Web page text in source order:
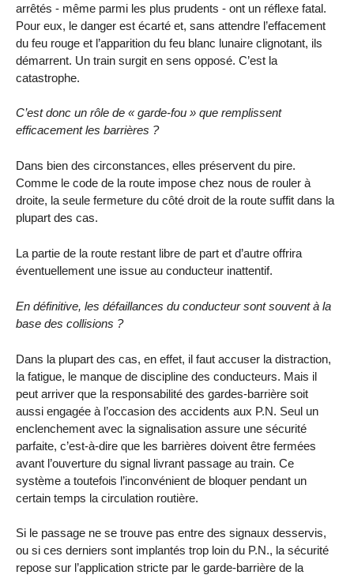
arrêtés - même parmi les plus prudents - ont un réflexe fatal.
Pour eux, le danger est écarté et, sans attendre l’effacement
du feu rouge et l’apparition du feu blanc lunaire clignotant, ils
démarrent. Un train surgit en sens opposé. C’est la
catastrophe.
C’est donc un rôle de « garde-fou » que remplissent
efficacement les barrières ?
Dans bien des circonstances, elles préservent du pire.
Comme le code de la route impose chez nous de rouler à
droite, la seule fermeture du côté droit de la route suffit dans la
plupart des cas.
La partie de la route restant libre de part et d’autre offrira
éventuellement une issue au conducteur inattentif.
En définitive, les défaillances du conducteur sont souvent à la
base des collisions ?
Dans la plupart des cas, en effet, il faut accuser la distraction,
la fatigue, le manque de discipline des conducteurs. Mais il
peut arriver que la responsabilité des gardes-barrière soit
aussi engagée à l’occasion des accidents aux P.N. Seul un
enclenchement avec la signalisation assure une sécurité
parfaite, c’est-à-dire que les barrières doivent être fermées
avant l’ouverture du signal livrant passage au train. Ce
système a toutefois l’inconvénient de bloquer pendant un
certain temps la circulation routière.
Si le passage ne se trouve pas entre des signaux desservis,
ou si ces derniers sont implantés trop loin du P.N., la sécurité
repose sur l’application stricte par le garde-barrière de la